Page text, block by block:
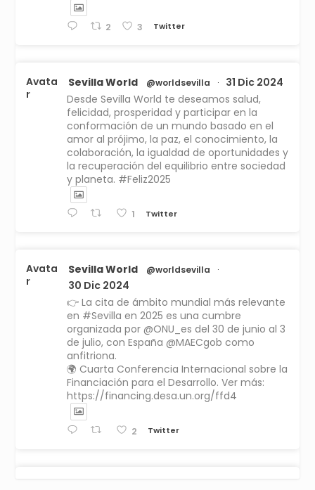
2 3 Twitter
Avata
r
Sevilla World @worldsevilla ·
31 Dic 2024
Desde Sevilla World te deseamos salud,
felicidad, prosperidad y participar en la
conformación de un mundo basado en el
amor al prójimo, la paz, el conocimiento, la
colaboración, la igualdad de oportunidades y
la recuperación del equilibrio entre sociedad
y planeta. #Feliz2025
1 Twitter
Avata
r
Sevilla World @worldsevilla ·
30 Dic 2024
👉 La cita de ámbito mundial más relevante
en #Sevilla en 2025 es una cumbre
organizada por @ONU_es del 30 de junio al 3
de julio, con España @MAECgob como
anfitriona.
🌍 Cuarta Conferencia Internacional sobre la
Financiación para el Desarrollo. Ver más:
https://financing.desa.un.org/ffd4
2 Twitter